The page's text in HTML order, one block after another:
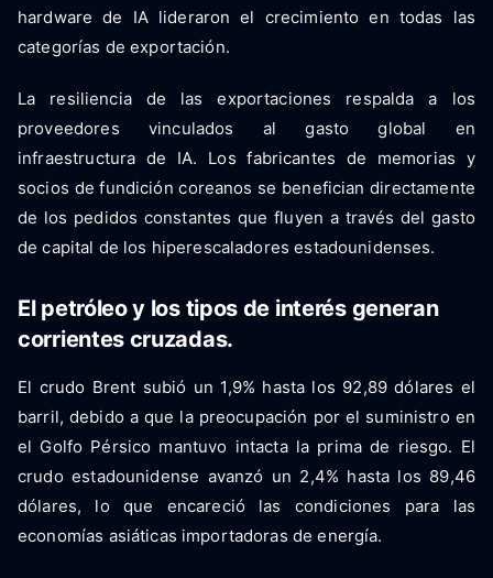
hardware de IA lideraron el crecimiento en todas las
categorías de exportación.
La resiliencia de las exportaciones respalda a los
proveedores vinculados al gasto global en
infraestructura de IA. Los fabricantes de memorias y
socios de fundición coreanos se benefician directamente
de los pedidos constantes que fluyen a través del gasto
de capital de los hiperescaladores estadounidenses.
El petróleo y los tipos de interés generan
corrientes cruzadas.
El crudo Brent subió un 1,9% hasta los 92,89 dólares el
barril, debido a que la preocupación por el suministro en
el Golfo Pérsico mantuvo intacta la prima de riesgo. El
crudo estadounidense avanzó un 2,4% hasta los 89,46
dólares, lo que encareció las condiciones para las
economías asiáticas importadoras de energía.